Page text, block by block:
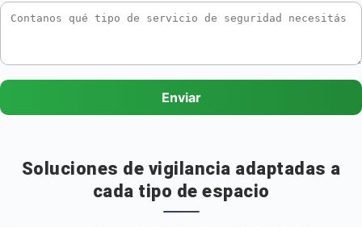
Enviar
Soluciones de vigilancia adaptadas a
cada tipo de espacio